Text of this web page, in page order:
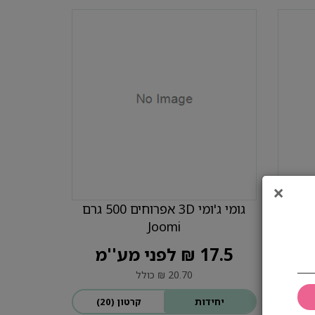
×
גומי ג'ומי 3D אפרוחים 500 גרם
Joomi
17.5 ₪ לפני מע''מ
20.70 ₪ כולל
יחידות קרטון (20)